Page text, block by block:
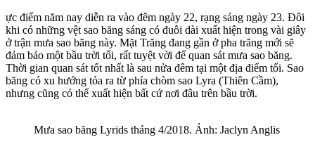
ực điểm năm nay diễn ra vào đêm ngày 22, rạng sáng ngày 23. Đôi
khi có những vệt sao băng sáng có đuôi dài xuất hiện trong vài giây
ở trận mưa sao băng này. Mặt Trăng đang gần ở pha trăng mới sẽ
đảm bảo một bầu trời tối, rất tuyệt vời để quan sát mưa sao băng.
Thời gian quan sát tốt nhất là sau nửa đêm tại một địa điểm tối. Sao
băng có xu hướng tỏa ra từ phía chòm sao Lyra (Thiên Cầm),
nhưng cũng có thể xuất hiện bất cứ nơi đâu trên bầu trời.
Mưa sao băng Lyrids tháng 4/2018. Ảnh: Jaclyn Anglis